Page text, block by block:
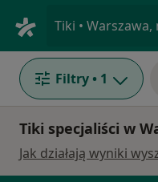
Tiki •
Filtry • 1
Tiki specjaliści w
Jak działają wyniki